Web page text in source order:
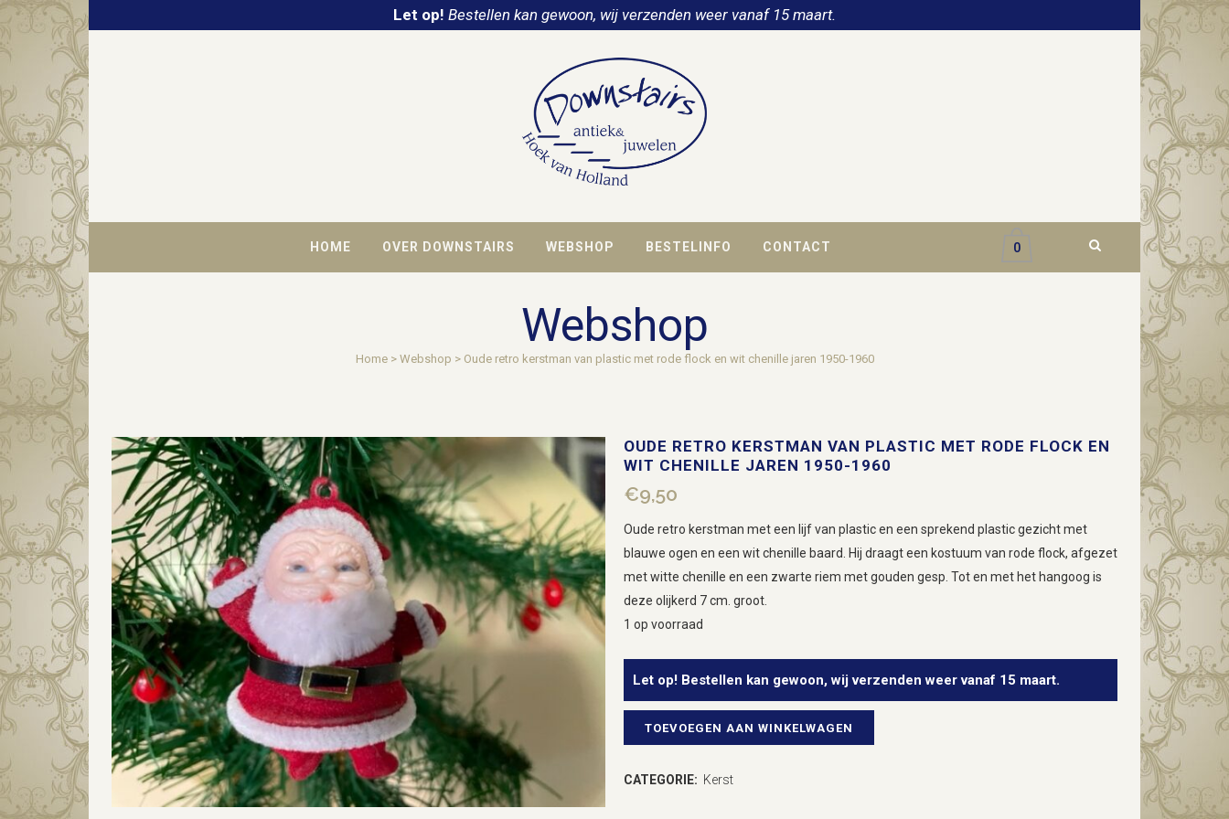
Let op! Bestellen kan gewoon, wij verzenden weer vanaf 15 maart.
HOME OVER DOWNSTAIRS WEBSHOP BESTELINFO CONTACT 0
Webshop
Home> Webshop > Oude retro kerstman van plastic met rode flock en wit chenille jaren 1950-1960
OUDE RETRO KERSTMAN VAN PLASTIC MET RODE FLOCK EN
WIT CHENILLE JAREN 1950-1960
€9,50
Oude retro kerstman met een lijf van plastic en een sprekend plastic gezicht met
blauwe ogen en een wit chenille baard. Hij draagt een kostuum van rode flock, afgezet
met witte chenille en een zwarte riem met gouden gesp. Tot en met het hangoog is
deze olijkerd 7 cm. groot.
1 op voorraad
Let op! Bestellen kan gewoon, wij verzenden weer vanaf 15 maart.
OudeTOEVOEGEN AAN WINKELWAGEN
CATEGORIE: Kerst